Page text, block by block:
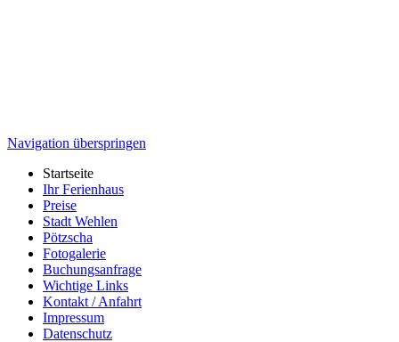
Navigation überspringen
Startseite
Ihr Ferienhaus
Preise
Stadt Wehlen
Pötzscha
Fotogalerie
Buchungsanfrage
Wichtige Links
Kontakt / Anfahrt
Impressum
Datenschutz